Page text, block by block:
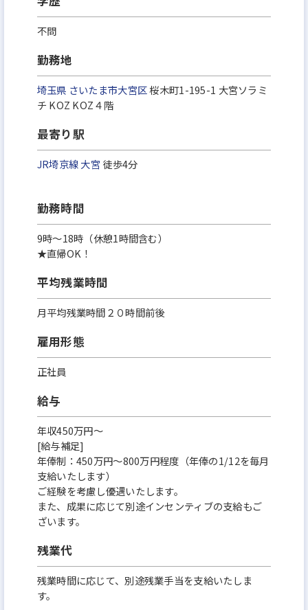
不問
勤務地
埼玉県 さいたま市大宮区桜木町1-195-1 大宮ソラミ
チ KOZ KOZ４階
最寄り駅
JR埼京線大宮 徒歩4分
勤務時間
9時～18時（休憩1時間含む）
★直帰OK！
平均残業時間
月平均残業時間２０時間前後
雇用形態
正社員
給与
年収450万円～
[給与補足]
年俸制：450万円～800万円程度（年俸の1/12を毎月
支給いたします）
ご経験を考慮し優遇いたします。
また、成果に応じて別途インセンティブの支給もご
ざいます。
残業代
残業時間に応じて、別途残業手当を支給いたしま
す。